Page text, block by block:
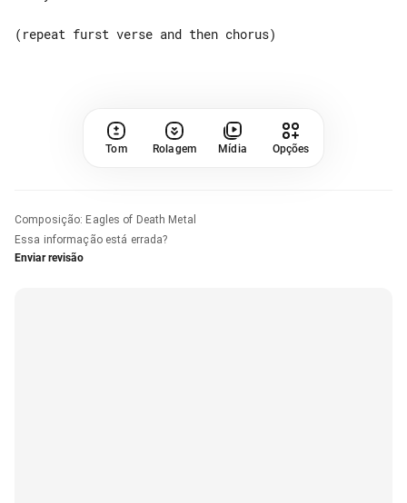
(repeat furst verse and then chorus)
Tom Rolagem Mídia Opções
Composição: Eagles of Death Metal
Essa informação está errada?
Enviar revisão